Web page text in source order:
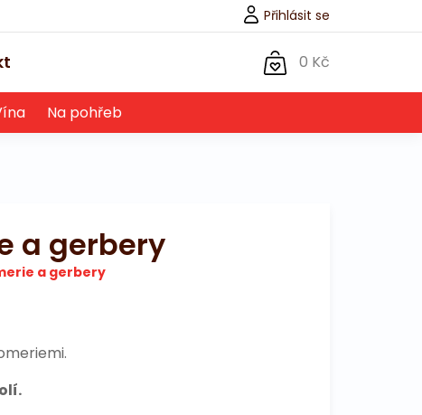
Přihlásit se
0 Kč
Na pohřeb
a gerbery
a gerbery